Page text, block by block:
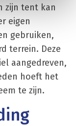
zijn tent kan
eigen
gebruiken,
terrein. Deze
aangedreven,
hoeft het
te zijn.